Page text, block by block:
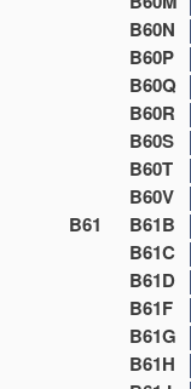
B60N
B60P
B60Q
B60R
B60S
B60T
B60V
B61 B61B
B61C
B61D
B61F
B61G
B61H